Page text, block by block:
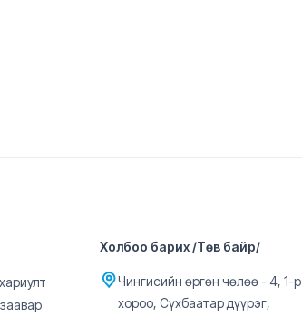
Холбоо барих /Төв байр/
Чингисийн өргөн чөлөө - 4, 1-р
хороо, Сүхбаатар дүүрэг,